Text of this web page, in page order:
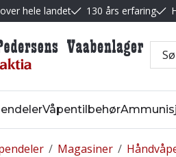
hele landet 130 års erfaring
Våpentilbehør
/ /
Magasiner